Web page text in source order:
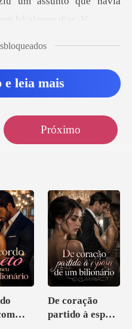
e leia mais
Próximo
De coração
partido à esposa